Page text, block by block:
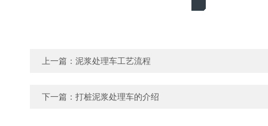
上一篇： 泥浆处理车工艺流程
下一篇： 打桩泥浆处理车的介绍